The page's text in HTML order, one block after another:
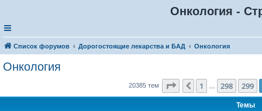
Онкология -
Список форумов Дорогостоящие лекарства и БАД Онкология
Онкология
20385 тем Страница 300из 816
Пред.
1 298 299
Темы